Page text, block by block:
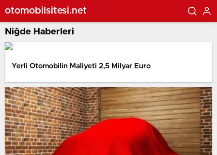
otomobilsitesi.net
Niğde Haberleri
Yerli Otomobilin Maliyeti 2,5 Milyar Euro